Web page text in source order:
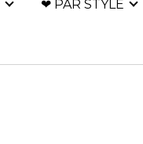
❤ PAR STYLE